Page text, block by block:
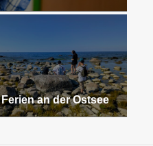
Ferien an der Ostsee